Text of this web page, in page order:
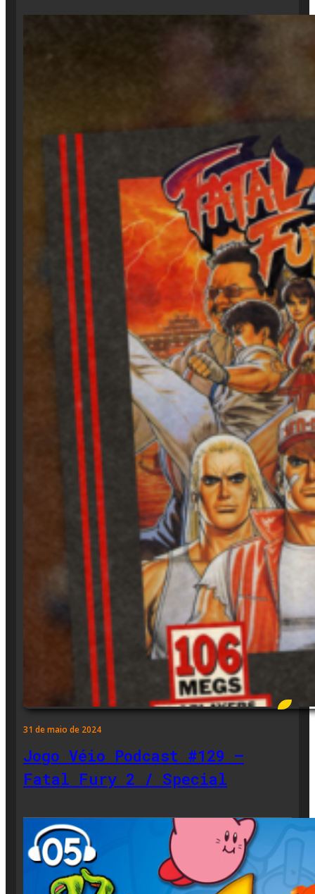
31 de maio de 2024
Jogo Véio Podcast #129 –
Fatal Fury 2 / Special